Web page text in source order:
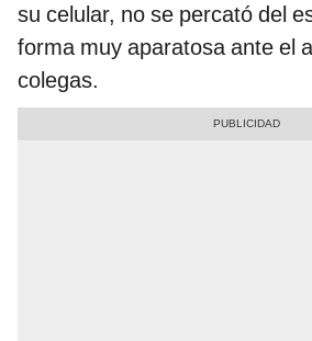
su celular, no se percató del
forma muy aparatosa ante el
colegas.